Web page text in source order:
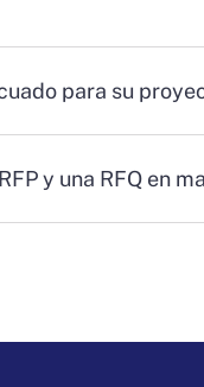
para su
y una RFQ en